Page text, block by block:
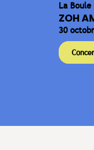
La Boule
ZOH
30